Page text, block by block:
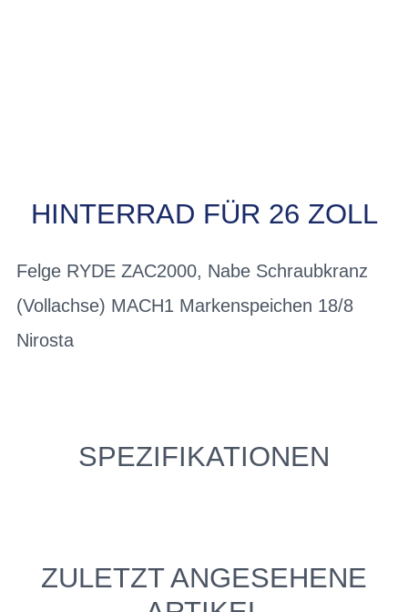
HINTERRAD FÜR 26 ZOLL
Felge RYDE ZAC2000, Nabe Schraubkranz
(Vollachse) MACH1 Markenspeichen 18/8
Nirosta
SPEZIFIKATIONEN
ZULETZT ANGESEHENE